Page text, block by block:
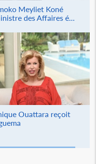
Meyliet Koné
des Affaires é...
Ouattara reçoit